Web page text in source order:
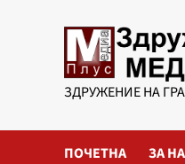
ЗДРУЖЕНИЕ НА
ПОЧЕТНА ЗА